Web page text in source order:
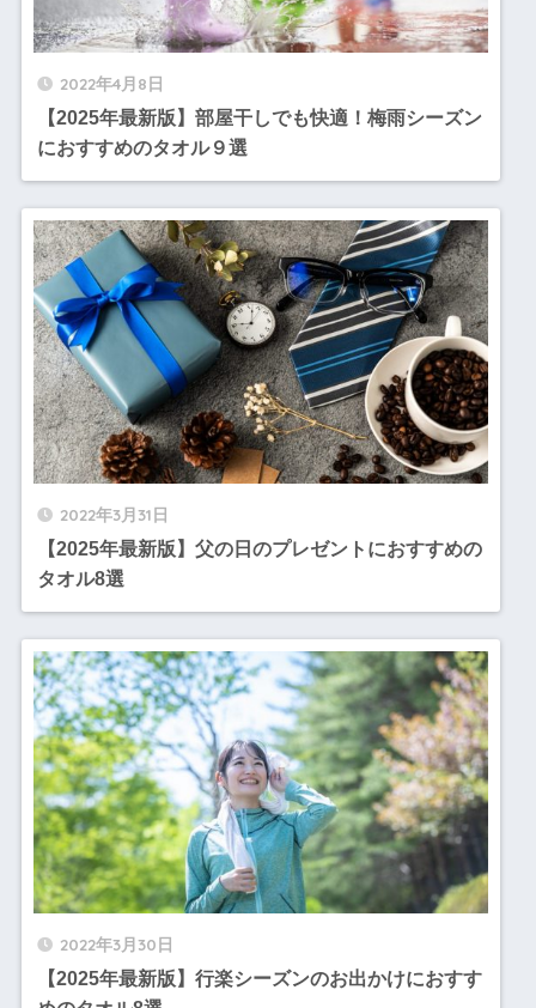
2022年4月8日
【2025年最新版】部屋干しでも快適！梅雨シーズン
におすすめのタオル９選
2022年3月31日
【2025年最新版】父の日のプレゼントにおすすめの
タオル8選
2022年3月30日
【2025年最新版】行楽シーズンのお出かけにおすす